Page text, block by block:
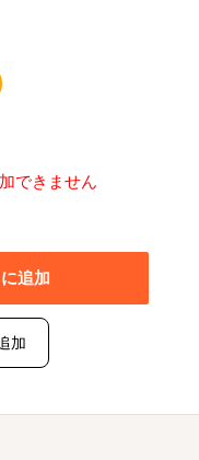
できません
追加
加